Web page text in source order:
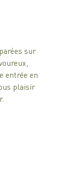
sur
entrée en
plaisir